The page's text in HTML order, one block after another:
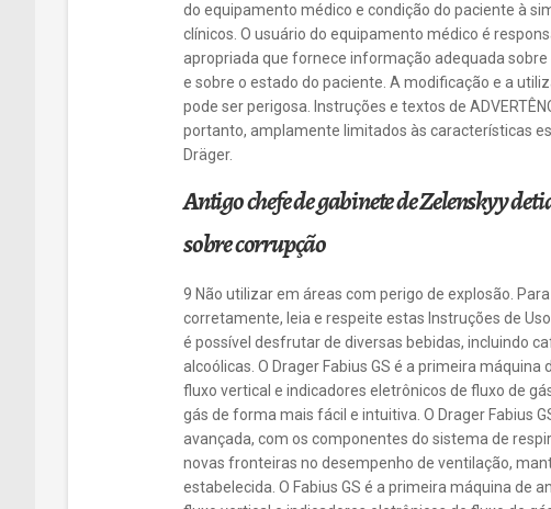
do equipamento médico e condição do paciente à
clínicos. O usuário do equipamento médico é
apropriada que fornece informação adequada
e sobre o estado do paciente. A modificação e a
pode ser perigosa. Instruções e textos de
portanto, amplamente limitados às características
Dräger.
Antigo chefe de gabinete de Zelenskyy
sobre corrupção
9 Não utilizar em áreas com perigo de explosão.
corretamente, leia e respeite estas Instruções de
é possível desfrutar de diversas bebidas, incluindo
alcoólicas. O Drager Fabius GS é a primeira
fluxo vertical e indicadores eletrônicos de fluxo de
gás de forma mais fácil e intuitiva. O Drager Fabius
avançada, com os componentes do sistema de
novas fronteiras no desempenho de ventilação,
estabelecida. O Fabius GS é a primeira máquina de